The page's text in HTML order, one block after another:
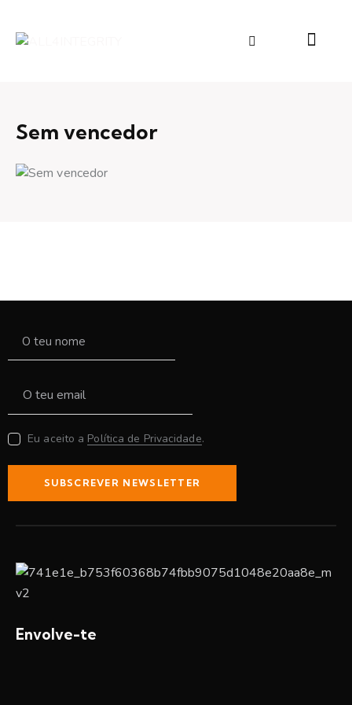
Sem vencedor
Eu aceito a Política de Privacidade.
SUBSCREVER NEWSLETTER
Envolve-te